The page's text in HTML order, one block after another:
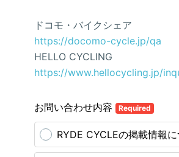
ドコモ・バイクシェア
https://docomo-cycle.jp/qa
HELLO CYCLING
https://www.hellocycling.jp/
お問い合わせ内容 Required
RYDE CYCLEの掲載情報